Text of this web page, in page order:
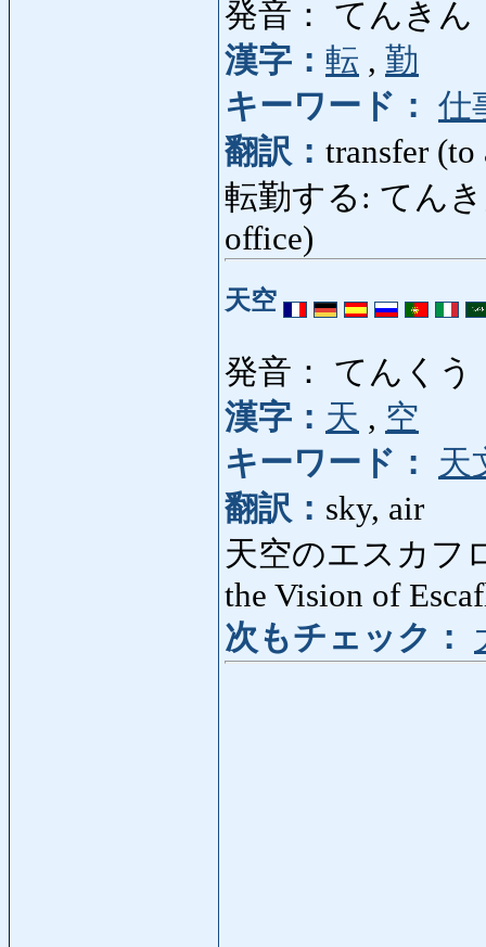
発音： てんきん
漢字： 転 , 勤
キーワード： 仕
翻訳： transfer (to
転勤する: てんき
office)
天空
発音： てんくう
漢字： 天 , 空
キーワード：
天
翻訳： sky, air
天空のエスカフ
the Vision of
次もチェック：